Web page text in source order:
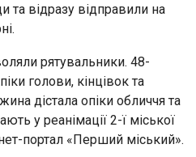
та відразу відправили на
рятувальники. 48-
голови, кінцівок та
дістала опіки обличчя та
у реанімації 2-ї міської
портал «Перший міський».